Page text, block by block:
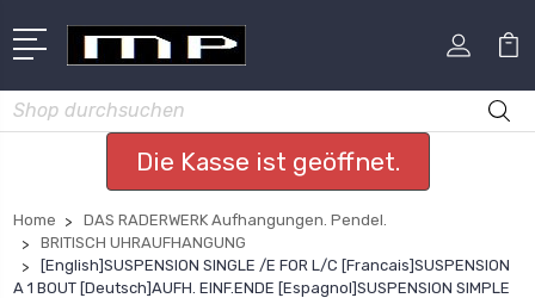
Suchen
Die Kasse ist geöffnet.
Home
DAS RADERWERK Aufhangungen. Pendel.
BRITISCH UHRAUFHANGUNG
[English]SUSPENSION SINGLE /E FOR L/C [Francais]SUSPENSION
A 1 BOUT [Deutsch]AUFH. EINF.ENDE [Espagnol]SUSPENSION SIMPLE